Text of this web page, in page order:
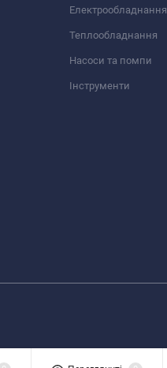
Електрообладнання
Теплообладнання
Насоси та помпи
Інструменти